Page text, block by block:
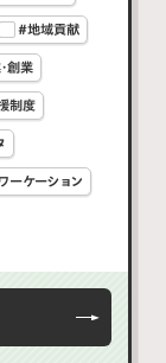
#地域貢献
創業
制度
ーケーション